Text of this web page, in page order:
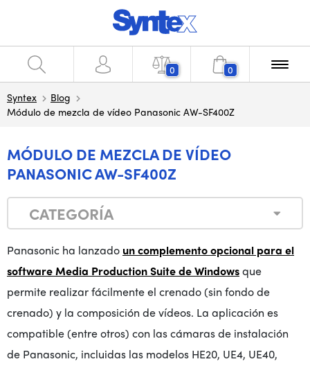
0 0
Syntex
Blog
Módulo de mezcla de vídeo Panasonic AW-SF400Z
MÓDULO DE MEZCLA DE VÍDEO
PANASONIC AW-SF400Z
CATEGORÍA
Panasonic ha lanzado un complemento opcional para el
software Media Production Suite de Windowsque
permite realizar fácilmente el crenado (sin fondo de
crenado) y la composición de vídeos. La aplicación es
compatible (entre otros) con las cámaras de instalación
de Panasonic, incluidas las modelos HE20, UE4, UE40,